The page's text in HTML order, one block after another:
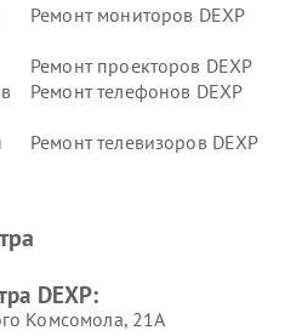
Ремонт мониторов DEXP
Ремонт проекторов DEXP
Ремонт телефонов DEXP
Ремонт телевизоров DEXP
Ремонт мини пк DEXP
DEXP:
Комсомола, 21А